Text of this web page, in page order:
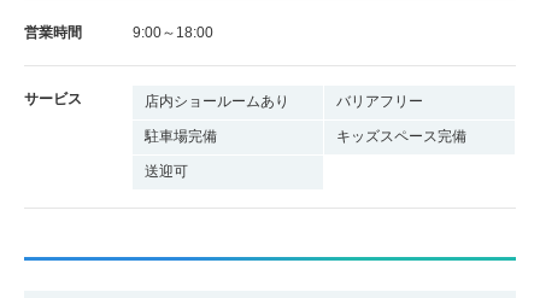
営業時間 9:00～18:00
サービス 店内ショールームあり バリアフリー
駐車場完備 キッズスペース完備
送迎可